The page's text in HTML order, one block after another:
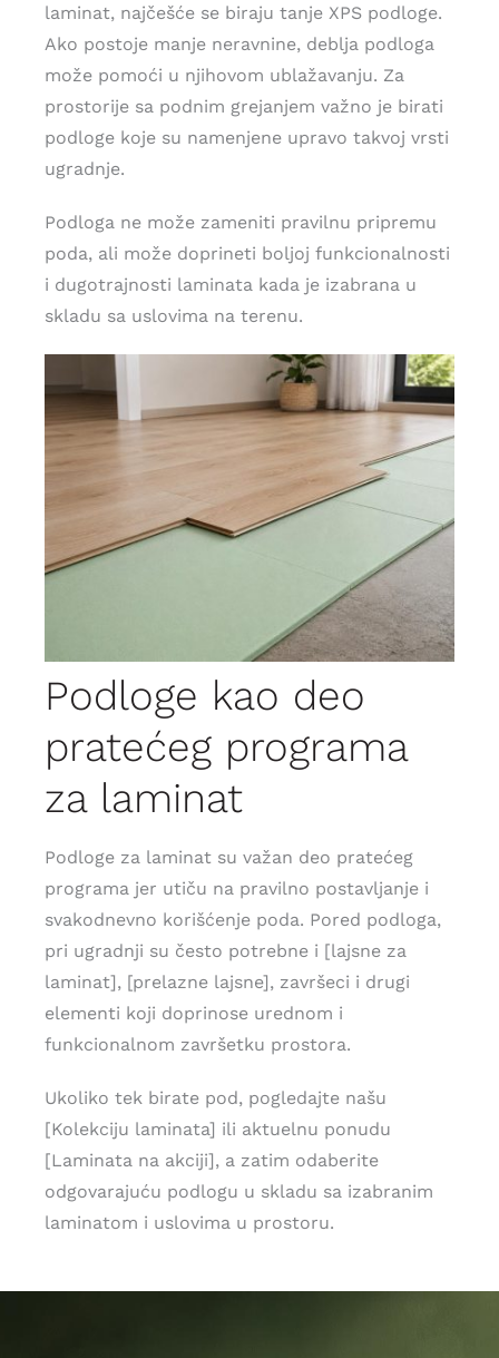
laminat, najčešće se biraju tanje XPS podloge.
Ako postoje manje neravnine, deblja podloga
može pomoći u njihovom ublažavanju. Za
prostorije sa podnim grejanjem važno je birati
podloge koje su namenjene upravo takvoj vrsti
ugradnje.
Podloga ne može zameniti pravilnu pripremu
poda, ali može doprineti boljoj funkcionalnosti
i dugotrajnosti laminata kada je izabrana u
skladu sa uslovima na terenu.
Podloge kao deo
pratećeg programa
za laminat
Podloge za laminat su važan deo pratećeg
programa jer utiču na pravilno postavljanje i
svakodnevno korišćenje poda. Pored podloga,
pri ugradnji su često potrebne i [lajsne za
laminat], [prelazne lajsne], završeci i drugi
elementi koji doprinose urednom i
funkcionalnom završetku prostora.
Ukoliko tek birate pod, pogledajte našu
[Kolekciju laminata] ili aktuelnu ponudu
[Laminata na akciji], a zatim odaberite
odgovarajuću podlogu u skladu sa izabranim
laminatom i uslovima u prostoru.